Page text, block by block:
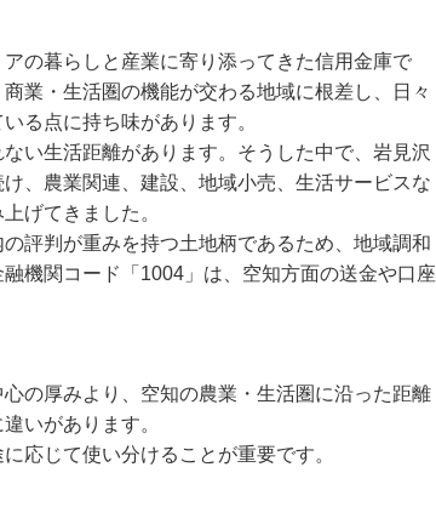
の暮らしと産業に寄り添ってきた信用金庫で
業・生活圏の機能が交わる地域に根差し、日々
る点に持ち味があります。
い生活距離があります。そうした中で、岩見沢
、農業関連、建設、地域小売、生活サービスな
げてきました。
評判が重みを持つ土地柄であるため、地域調和
機関コード「1004」は、空知方面の送金や口座
の厚みより、空知の農業・生活圏に沿った距離
いがあります。
応じて使い分けることが重要です。